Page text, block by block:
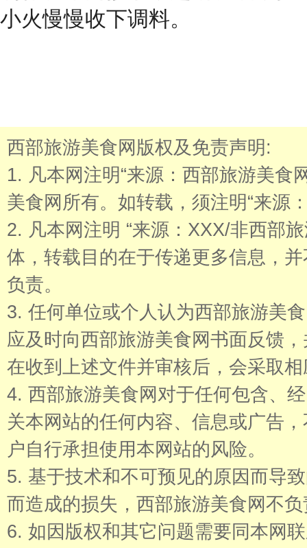
小火慢慢收下调料。
西部旅游美食网版权及免责声明:
1. 凡本网注明“来源：西部旅游美食
美食网所有。如转载，须注明“来源
2. 凡本网注明 “来源：XXX/非西部
体，转载目的在于传递更多信息，
负责。
3. 任何单位或个人认为西部旅游美
应及时向西部旅游美食网书面反馈
在收到上述文件并审核后，会采取
4. 西部旅游美食网对于任何包含、
关本网站的任何内容、信息或广告
户自行承担使用本网站的风险。
5. 基于技术和不可预见的原因而导
而造成的损失，西部旅游美食网不
6. 如因版权和其它问题需要同本网